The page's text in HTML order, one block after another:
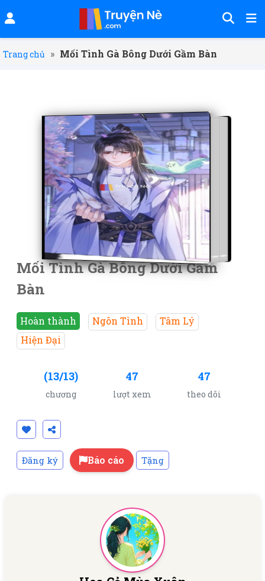
Trang chủ » Mối Tình Gà Bông Dưới Gầm Bàn
Mối Tình Gà Bông Dưới Gầm
Bàn
Hoàn thành Ngôn Tình
Tâm Lý
Hiện Đại
(13/13)
chương
47
lượt xem
47
theo dõi
Đăng ký Báo cáo Tặng